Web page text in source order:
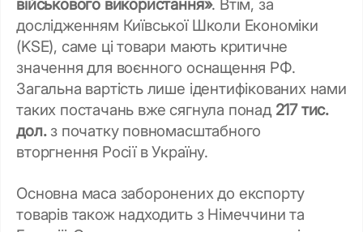
військового використання». Втім, за
дослідженням Київської Школи Економіки
(KSE), саме ці товари мають критичне
значення для воєнного оснащення РФ.
Загальна вартість лише ідентифікованих нами
таких постачань вже сягнула понад 217 тис.
дол.з початку повномасштабного
вторгнення Росії в Україну.
Основна маса заборонених до експорту
товарів також надходить з Німеччини та